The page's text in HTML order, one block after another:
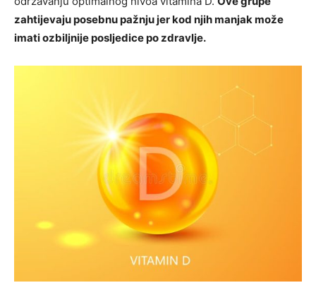
zahtijevaju posebnu pažnju jer kod njih manjak može
imati ozbiljnije posljedice po zdravlje.